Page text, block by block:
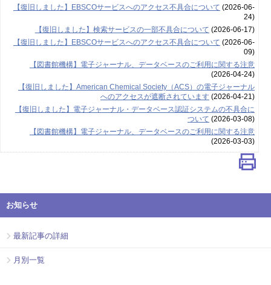
【復旧しました】EBSCOサービスへのアクセス不具合について (2026-06-
24)
【復旧しました】検索サービスの一部不具合について (2026-06-17)
【復旧しました】EBSCOサービスへのアクセス不具合について (2026-06-
09)
【図書館機構】電子ジャーナル、データベースのご利用に関する注意
(2026-04-24)
【復旧しました】American Chemical Society（ACS）の電子ジャーナル
へのアクセスが遮断されています(2026-04-21)
【復旧しました】電子ジャーナル・データベース認証システムの不具合に
ついて (2026-03-08)
【図書館機構】電子ジャーナル、データベースのご利用に関する注意
(2026-03-03)
お知らせ
最新記事の詳細
月別一覧